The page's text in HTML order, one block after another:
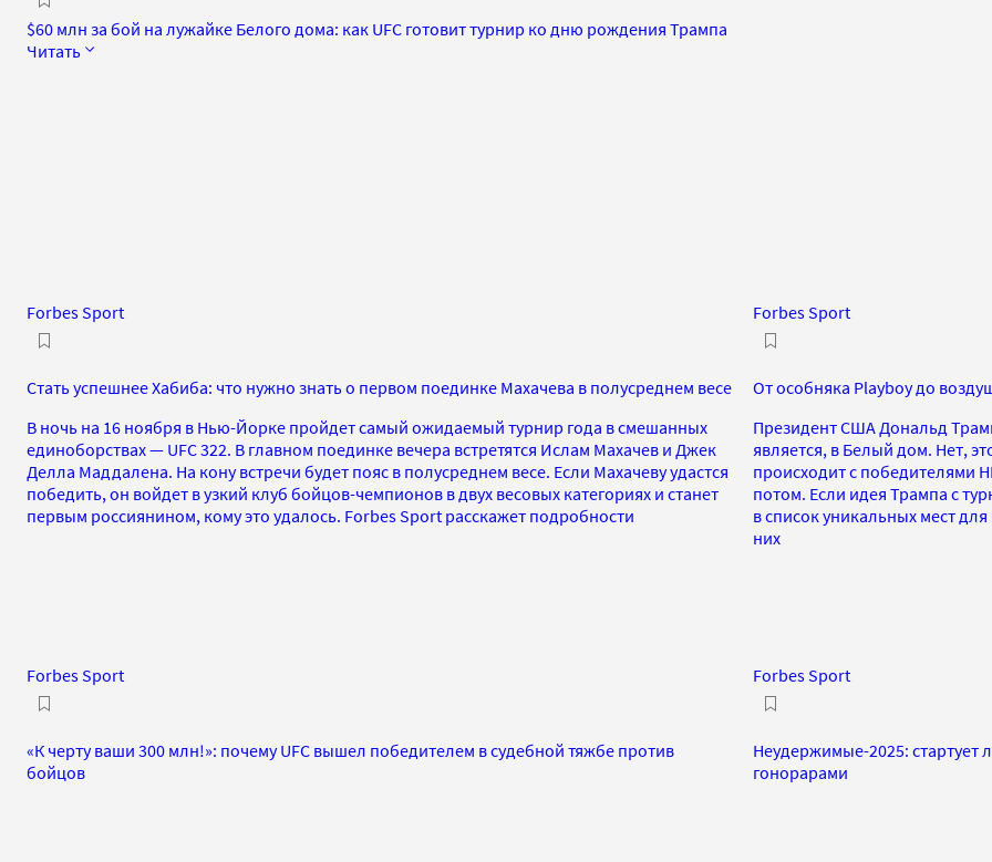
$60 млн за бой на лужайке Белого дома: как UFC готовит турнир ко дню рождения Трампа
Читать
Forbes Sport
Стать успешнее Хабиба: что нужно знать о первом поединке Махачева в полусреднем весе
В ночь на 16 ноября в Нью-Йорке пройдет самый ожидаемый турнир года в смешанных
единоборствах — UFC 322. В главном поединке вечера встретятся Ислам Махачев и Джек
Делла Маддалена. На кону встречи будет пояс в полусреднем весе. Если Махачеву удастся
победить, он войдет в узкий клуб бойцов-чемпионов в двух весовых категориях и станет
первым россиянином, кому это удалось. Forbes Sport расскажет подробности
Forbes Sport
От особняка Playboy до
Президент США Дональд
является, в Белый дом. Нет,
происходит с победителями
потом. Если идея Трампа с
в список уникальных мест
них
Forbes Sport
«К черту ваши 300 млн!»: почему UFC вышел победителем в судебной тяжбе против
бойцов
Forbes Sport
Неудержимые-2025: стартует
гонорарами